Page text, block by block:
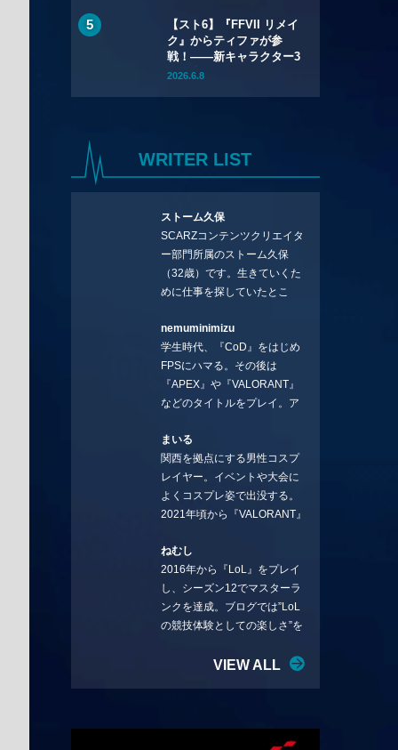
初セール
【スト6】『FFVII リメイ
ク』からティファが参
戦！――新キャラクター3
名を含むYear 4のライン
2026.6.8
WRITER LIST
ストーム久保
SCARZコンテンツクリエイタ
ー部門所属のストーム久保
（32歳）です。生きていくた
めに仕事を探していたとこ
コラムを連載させてもらえる
ことになりました。言いたい
ことを言っていきます。X：
https://x.com/stormKUBO
YouTube：
rmKUBO
nemuminimizu
学生時代、『CoD』をはじめ
FPSにハマる。その後は
『APEX』や『VALORANT』
などのタイトルをプレイ。ア
BGMなどを手掛ける作曲家と
フリーランスのライターの二
足の草鞋を履いて幅広く活動
中。無類のラーメン好き！
Twitter:@ongakucas
まいる
関西を拠点にする男性コスプ
レイヤー。イベントや大会に
よくコスプレ姿で出没する。
2021年頃から『VALORANT』
続ける。現在の推しチームは
「CREST GAMING」。X：
@mlunias（Photo by
Subaru.F.）
ねむし
2016年から『LoL』をプレイ
し、シーズン12でマスターラ
ンクを達成。ブログでは”LoL
の競技体験としての楽しさ”を
リーを愛し、元ADCメイン
VIEW ALL